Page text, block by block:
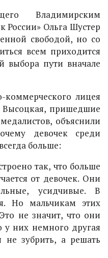
Владимирским
России» Ольга Шустер
свободой, но со
всем приходится
выбора пути вначале
лицея
Высоцкая, пришедшие
объяснили
девочек среди
больше:
так, что больше
от девочек. Они
усидчивые. В
Но мальчикам этих
не значит, что они
у них немного другая
не зубрить, а решать